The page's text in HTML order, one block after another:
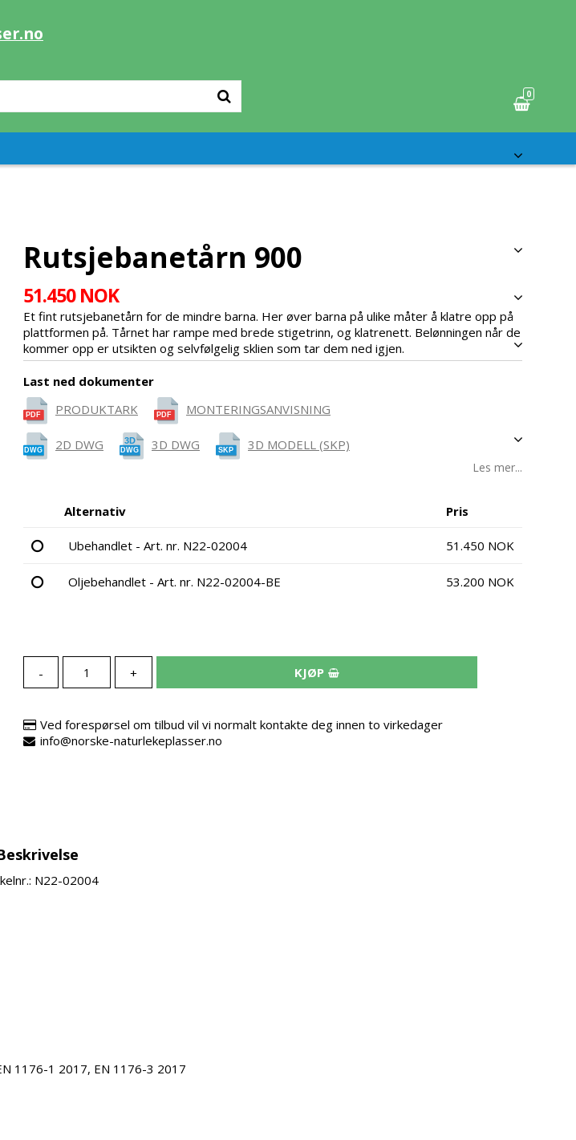
0
Rutsjebanetårn 900
51.450 NOK
Et fint rutsjebanetårn for de mindre barna. Her øver barna på ulike måter å klatre opp på
plattformen på. Tårnet har rampe med brede stigetrinn, og klatrenett. Belønningen når de
kommer opp er utsikten og selvfølgelig sklien som tar dem ned igjen.
Last ned dokumenter
PRODUKTARK
MONTERINGSANVISNING
2D DWG 3D DWG 3D MODELL (SKP)
Les mer...
Alternativ Pris
Ubehandlet - Art. nr. N22-02004 51.450 NOK
Oljebehandlet - Art. nr. N22-02004-BE 53.200 NOK
- + KJØP
Ved forespørsel om tilbud vil vi normalt kontakte deg innen to virkedager
info@norske-naturlekeplasser.no
N22-02004
1176-1 2017, EN 1176-3 2017